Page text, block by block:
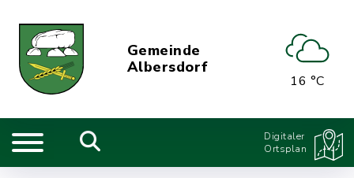
Gemeinde
Albersdorf
16 °C
Digitaler
Ortsplan